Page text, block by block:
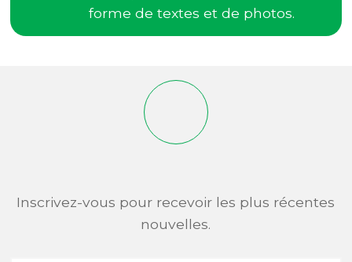
forme de textes et de photos.
Inscrivez-vous pour recevoir les plus récentes
nouvelles.